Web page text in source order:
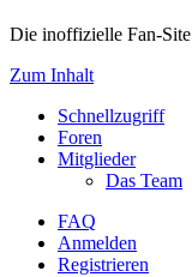
Die inoffizielle Fan-
Zum Inhalt
Schnellzugriff
Foren
Mitglieder
Das Team
FAQ
Anmelden
Registrieren